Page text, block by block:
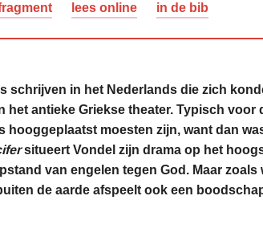
lees online in de bib
schrijven in het Nederlands die zich
het antieke Griekse theater. Typisch voor
hooggeplaatst moesten zijn, want dan
situeert Vondel zijn drama op het
van engelen tegen God. Maar
de aarde afspeelt ook een